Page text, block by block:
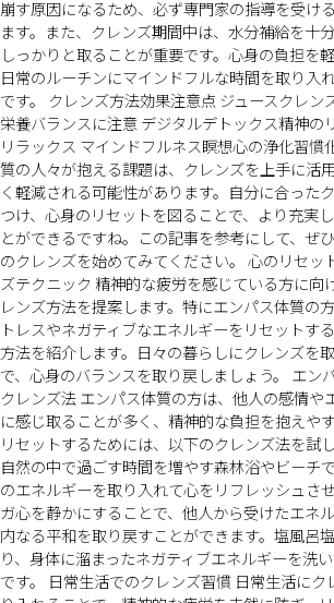
崩す原因になるため、必ず専門家の指導を受け
ます。また、クレンズ期間中は、水分補給を十
しっかりと取ることが重要です。心身の負担を
日常のルーチンにマインドフルな時間を取り入
です。 クレンズ方法効果注意点 ジュースクレン
栄養バランスに注意 デジタルデトックス精神の
リラックス マインドフルネス瞑想心の浄化習慣
質の人々が抱える課題は、クレンズを上手に活
く軽減される可能性があります。自分に合った
つけ、心身のリセットを図ることで、より充実
とができるですね。この記事を参考にして、ぜ
のクレンズを始めてみてください。 心のリセッ
ズテクニック 精神的な疲労を感じている方に向
レンズ方法を提案します。特にエンパス体質の
トレスやネガティブなエネルギーをリセットす
方法を紹介します。日々の暮らしにクレンズを
で、心身のバランスを取り戻しましょう。 エン
クレンズ法 エンパス体質の方は、他人の感情や
に感じ取ることが多く、精神的な負担を抱えや
リセットするためには、以下のクレンズ法を試
自然の中で過ごす時間を増やす森林浴やビーチ
のエネルギーを取り入れて心をリフレッシュさ
ガ心を静かにすることで、他人から受けたエネル
内なる平和を取り戻すことができます。塩風呂
り、身体に溜まったネガティブエネルギーを洗
です。 日常生活でのクレンズ習慣 日常生活にク